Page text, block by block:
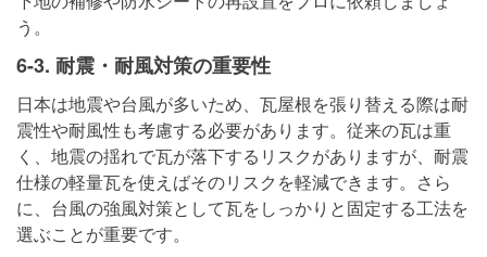
う。
6-3. 耐震・耐風対策の重要性
日本は地震や台風が多いため、瓦屋根を張り替える際は耐
震性や耐風性も考慮する必要があります。従来の瓦は重
く、地震の揺れで瓦が落下するリスクがありますが、耐震
仕様の軽量瓦を使えばそのリスクを軽減できます。さら
に、台風の強風対策として瓦をしっかりと固定する工法を
選ぶことが重要です。